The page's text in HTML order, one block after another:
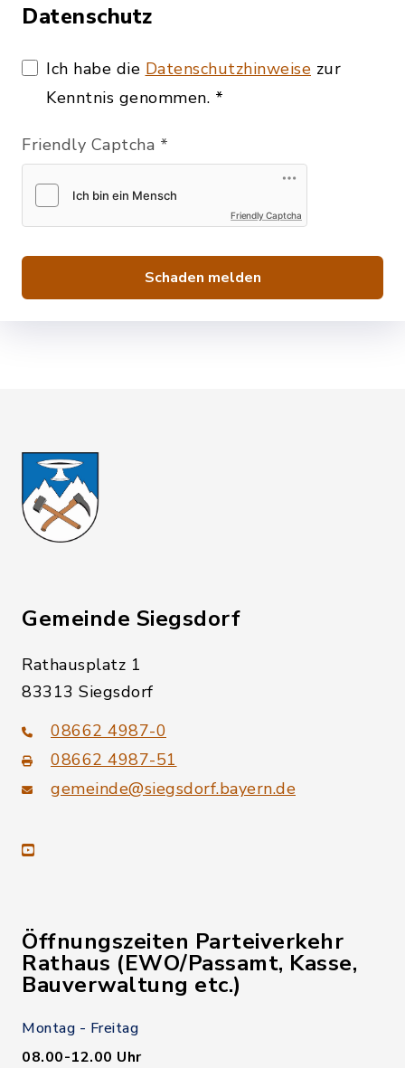
Datenschutz
Ich habe die Datenschutzhinweise zur
Kenntnis genommen. *
Friendly Captcha *
Friendly Captcha
Schaden melden
Gemeinde Siegsdorf
Rathausplatz 1
83313 Siegsdorf
08662 4987-0
08662 4987-51
gemeinde@siegsdorf.bayern.de
youtube
Öffnungszeiten Parteiverkehr
Rathaus (EWO/Passamt, Kasse,
Bauverwaltung etc.)
Montag - Freitag
08.00-12.00 Uhr